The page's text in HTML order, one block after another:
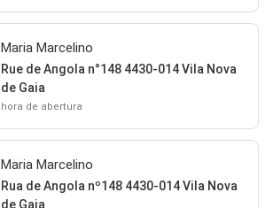
Maria Marcelino
Rue de Angola n°148 4430-014 Vila Nova
de Gaia
hora de abertura
Maria Marcelino
Rua de Angola nº148 4430-014 Vila Nova
de Gaia